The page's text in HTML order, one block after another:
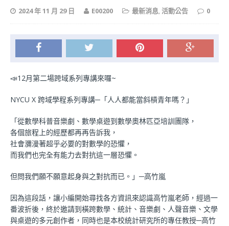
2024 年 11 月 29 日 E00200 最新消息,活動公告 0
📣12月第二場跨域系列專講來囉~
NYCU X 跨域學程系列專講─「人人都能當斜槓青年嗎？」
「從數學科普音樂劇、數學桌遊到數學奧林匹亞培訓團隊，
各個旅程上的經歷都再再告訴我，
社會瀰漫著超乎必要的對數學的恐懼，
而我們也完全有能力去對抗這一層恐懼。
但問我們願不願意起身與之對抗而已。」─高竹嵐
因為這段話，讓小編開始尋找各方資訊來認識高竹嵐老師， 經過一
番波折後，終於邀請到橫跨數學、統計、 音樂劇、人聲音樂、文學
與桌遊的多元創作者， 同時也是本校統計研究所的專任教授─高竹